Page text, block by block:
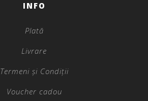
INFO
Plată
Livrare
Termeni și Condiții
Voucher cadou